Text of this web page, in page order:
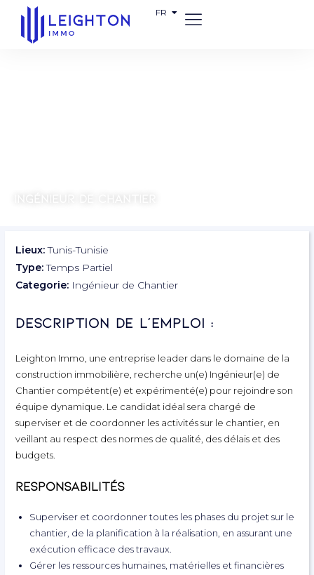
FR
EN
Lieux:Tunis-Tunisie
Type:Temps Partiel
Categorie: Ingénieur de Chantier
Description de l’emploi :
Leighton Immo, une entreprise leader dans le domaine de la
construction immobilière, recherche un(e) Ingénieur(e) de
Chantier compétent(e) et expérimenté(e) pour rejoindre son
équipe dynamique. Le candidat idéal sera chargé de
superviser et de coordonner les activités sur le chantier, en
veillant au respect des normes de qualité, des délais et des
budgets.
Responsabilités
Superviser et coordonner toutes les phases du projet sur le
chantier, de la planification à la réalisation, en assurant une
exécution efficace des travaux.
Gérer les ressources humaines, matérielles et financières